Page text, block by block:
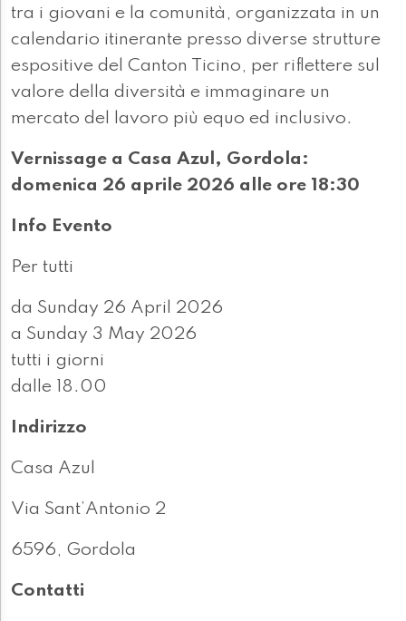
tra i giovani e la comunità, organizzata in un
calendario itinerante presso diverse strutture
espositive del Canton Ticino, per riflettere sul
valore della diversità e immaginare un
mercato del lavoro più equo ed inclusivo.
Vernissage a Casa Azul, Gordola:
domenica 26 aprile 2026 alle ore 18:30
Info Evento
Per tutti
da Sunday 26 April 2026
a Sunday 3 May 2026
tutti i giorni
dalle 18.00
Indirizzo
Casa Azul
Via Sant’Antonio 2
6596, Gordola
Contatti